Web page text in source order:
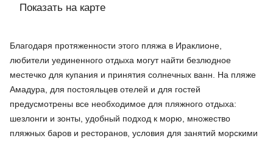
Показать на карте
Благодаря протяженности этого пляжа в Ираклионе,
любители уединенного отдыха могут найти безлюдное
местечко для купания и принятия солнечных ванн. На пляже
Амадура, для постояльцев отелей и для гостей
предусмотрены все необходимое для пляжного отдыха:
шезлонги и зонты, удобный подход к морю, множество
пляжных баров и ресторанов, условия для занятий морскими